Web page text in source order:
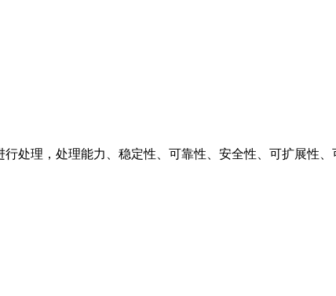
处理，处理能力、稳定性、可靠性、安全性、可扩展性、